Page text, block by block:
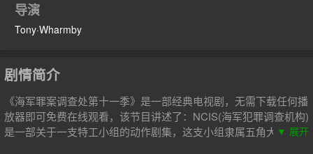
导演
Tony·Wharmby
剧情简介
《海军罪案调查处第十一季》是一部经典电视剧，无需下载任何播
放器即可免费在线观看，该节目讲述了：NCIS(海军犯罪调查机构)
是一部关于一支特工小组的动作剧集，这支小组隶属五角大楼的特
▼ 展开